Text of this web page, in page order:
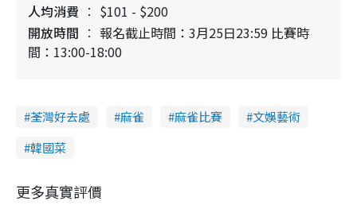
人均消費
$101 - $200
開放時間
報名截止時間：3月25日23:59 比賽時
間：13:00-18:00
荃灣好去處 麻雀 麻雀比賽
文娛藝術
韓國菜
更多真實評價